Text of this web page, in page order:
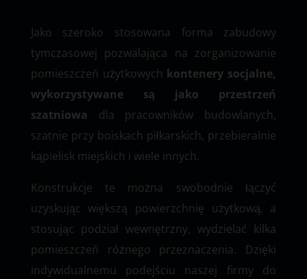
Jako szeroko stosowana forma zabudowy
tymczasowej pozwalająca na zorganizowanie
pomieszczeń użytkowych kontenery socjalne,
wykorzystywane są jako przestrzeń
szatniowa dla pracowników budowlanych,
szatnie przy boiskach piłkarskich, przebieralnie
kąpielisk miejskich i wiele innych.
Konstrukcje te można swobodnie łączyć
uzyskując większą powierzchnię użytkową, a
stosując podział wewnętrzny, wydzielać kilka
pomieszczeń różnego przeznaczenia. Dzięki
indywidualnemu podejściu naszej firmy do